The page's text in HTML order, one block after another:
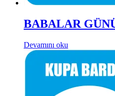
BABALAR
Devamını oku